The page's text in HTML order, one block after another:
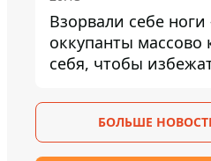
Взорвали себе ноги
оккупанты массово
себя, чтобы
БОЛЬШЕ